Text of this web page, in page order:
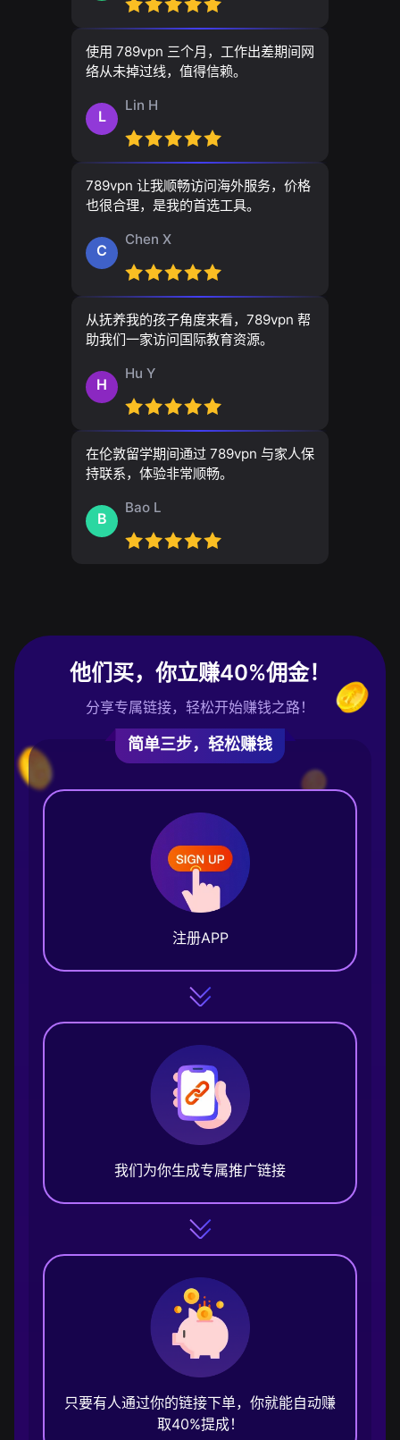
使用 789vpn 三个月，工作出差期间网
络从未掉过线，值得信赖。
L
Lin H
789vpn 让我顺畅访问海外服务，价格
也很合理，是我的首选工具。
C
Chen X
从抚养我的孩子角度来看，789vpn 帮
助我们一家访问国际教育资源。
H
Hu Y
在伦敦留学期间通过 789vpn 与家人保
持联系，体验非常顺畅。
B
Bao L
他们买，你立赚40%佣金！
分享专属链接，轻松开始赚钱之路！
简单三步，轻松赚钱
注册APP
我们为你生成专属推广链接
只要有人通过你的链接下单，你就能自动赚
取40%提成！